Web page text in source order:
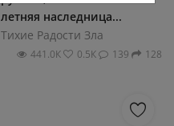
летняя наследница...
Тихие Радости Зла
441.0К 0.5К 139 128